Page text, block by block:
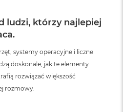
ludzi, którzy najlepiej
systemy operacyjne i liczne
doskonale, jak te elementy
rozwiązać większość
rozmowy.